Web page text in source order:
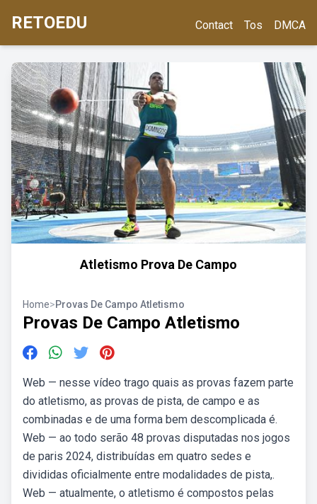
RETOEDU Contact Tos DMCA
Atletismo Prova De Campo
Home>Provas De Campo Atletismo
Provas De Campo Atletismo
Web — nesse vídeo trago quais as provas fazem parte
do atletismo, as provas de pista, de campo e as
combinadas e de uma forma bem descomplicada é.
Web — ao todo serão 48 provas disputadas nos jogos
de paris 2024, distribuídas em quatro sedes e
divididas oficialmente entre modalidades de pista,.
Web — atualmente, o atletismo é compostos pelas